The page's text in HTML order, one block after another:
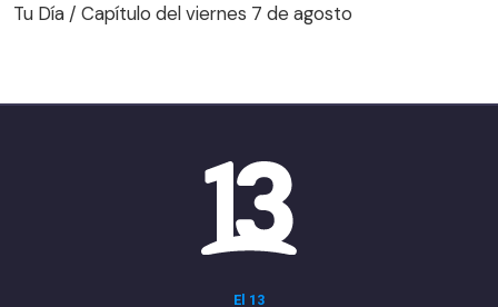
Tu Día / Capítulo del viernes 7 de agosto
El 13